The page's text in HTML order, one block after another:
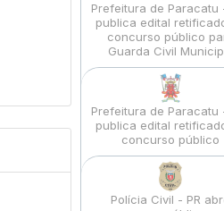
Prefeitura de Paracatu
publica edital
concurso público
Guarda Civil
Prefeitura de Paracatu
publica edital
concurso público
Polícia Civil - PR